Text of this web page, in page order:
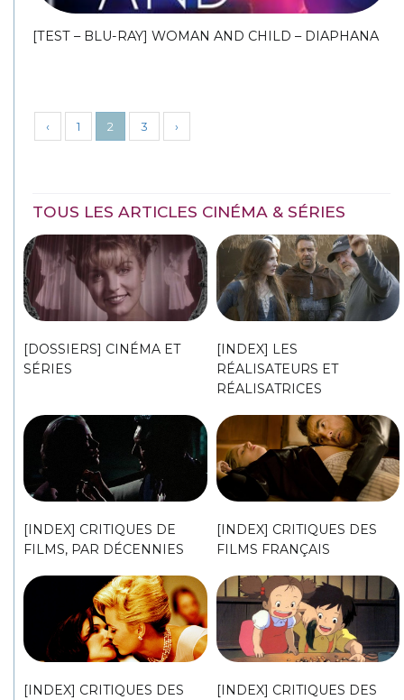
[TEST – BLU-RAY] WOMAN AND CHILD – DIAPHANA
‹ 1 2 3 ›
TOUS LES ARTICLES CINÉMA & SÉRIES
[DOSSIERS] CINÉMA ET
SÉRIES
[INDEX] LES
RÉALISATEURS ET
RÉALISATRICES
[INDEX] CRITIQUES DE
FILMS, PAR DÉCENNIES
[INDEX] CRITIQUES DES
FILMS FRANÇAIS
[INDEX] CRITIQUES DES
[INDEX] CRITIQUES DES